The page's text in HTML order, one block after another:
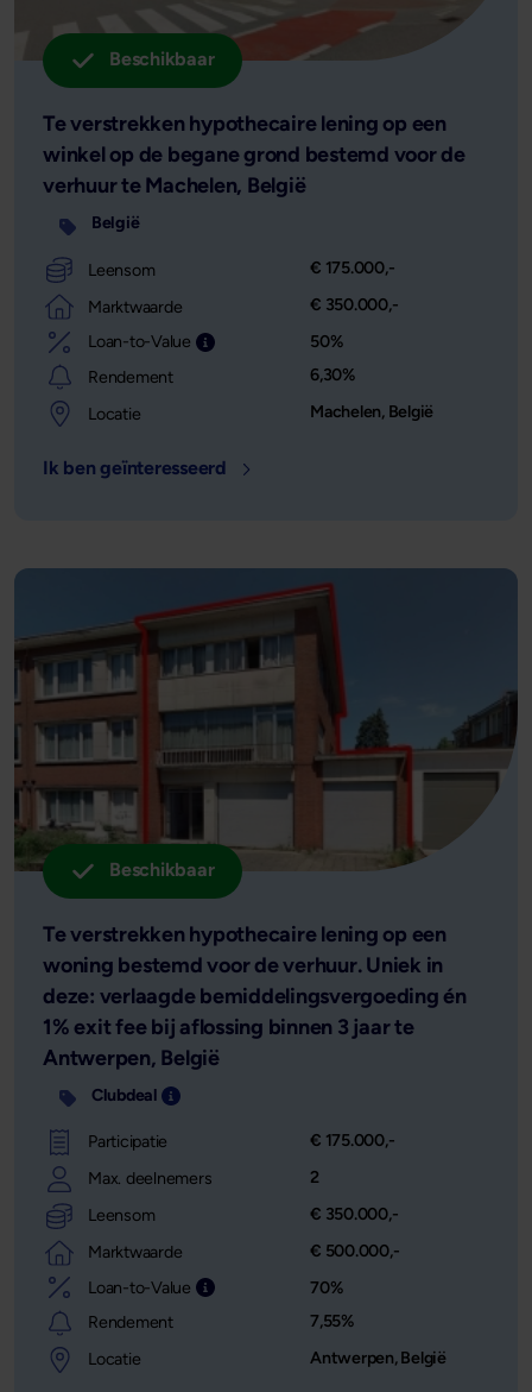
Beschikbaar
Te verstrekken hypothecaire lening op een
winkel op de begane grond bestemd voor de
verhuur te Machelen, België
België
Leensom
€ 175.000,-
Marktwaarde
€ 350.000,-
Loan-to-Value
Leensom afgezet tegen de waarde van
50%
Rendement
6,30%
Locatie
Machelen, België
Ik ben geïnteresseerd - Locatie: Machelen, België -
Beschikbaar
Te verstrekken hypothecaire lening op een
woning bestemd voor de verhuur. Uniek in
deze: verlaagde bemiddelingsvergoeding én
1% exit fee bij aflossing binnen 3 jaar te
Antwerpen, België
Clubdeal Investering opgedeeld in meerdere delen met
Participatie
€ 175.000,-
Max. deelnemers
2
Leensom
€ 350.000,-
Marktwaarde
€ 500.000,-
Loan-to-Value
Leensom afgezet tegen de waarde van
70%
Rendement
7,55%
Locatie
Antwerpen, België